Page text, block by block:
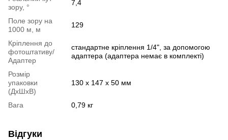
зору, °
7,4
Поле зору на
1000 м, м
129
Кріплення до
фотоштативу/
Адаптер
стандартне кріплення 1/4", за допомогою
адаптера (адаптера немає в комплекті)
Розмір
упаковки
(ДхШхВ)
130 x 147 x 50 мм
Вага 0,79 кг
Відгуки